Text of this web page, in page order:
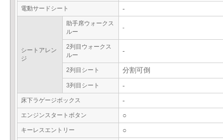
電動サードシート -
シートアレン
ジ
助手席ウォークス
ルー
-
2列目ウォークス
ルー
-
2列目シート 分割可倒
3列目シート -
床下ラゲージボックス -
エンジンスタートボタン ○
キーレスエントリー ○